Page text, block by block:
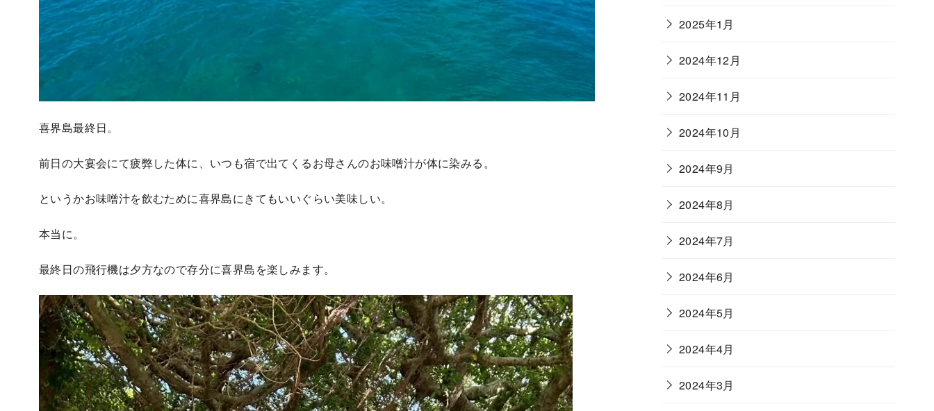
喜界島最終日。
前日の大宴会にて疲弊した体に、いつも宿で出てくるお母さんのお味噌汁が体に染みる。
というかお味噌汁を飲むために喜界島にきてもいいぐらい美味しい。
本当に。
最終日の飛行機は夕方なので存分に喜界島を楽しみます。
2025年1月
2024年12月
2024年11月
2024年10月
2024年9月
2024年8月
2024年7月
2024年6月
2024年5月
2024年4月
2024年3月